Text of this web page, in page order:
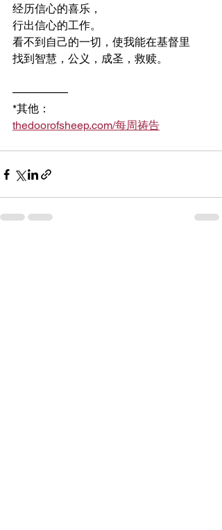
经历信心的喜乐，
行出信心的工作。
看不到自己的一切，使我能在基督里
找到智慧，公义，成圣，救赎。
—————
*其他：
thedoorofsheep.com/每周祷告